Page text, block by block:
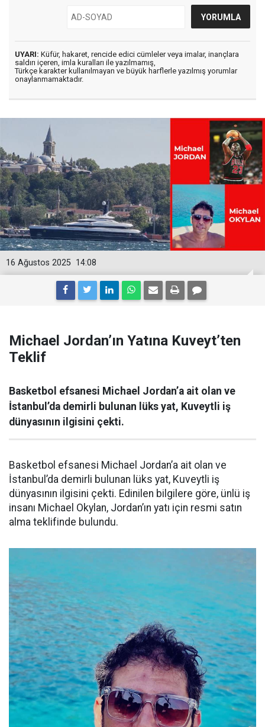
UYARI: Küfür, hakaret, rencide edici cümleler veya imalar, inançlara
saldırı içeren, imla kuralları ile yazılmamış,
Türkçe karakter kullanılmayan ve büyük harflerle yazılmış yorumlar
onaylanmamaktadır.
14:08
16 Ağustos 2025
Michael Jordan’ın Yatına Kuveyt’ten
Teklif
Basketbol efsanesi Michael Jordan’a ait olan ve
İstanbul’da demirli bulunan lüks yat, Kuveytli iş
dünyasının ilgisini çekti.
Basketbol efsanesi Michael Jordan’a ait olan ve
İstanbul’da demirli bulunan lüks yat, Kuveytli iş
dünyasının ilgisini çekti. Edinilen bilgilere göre, ünlü iş
insanı Michael Okylan, Jordan’ın yatı için resmi satın
alma teklifinde bulundu.